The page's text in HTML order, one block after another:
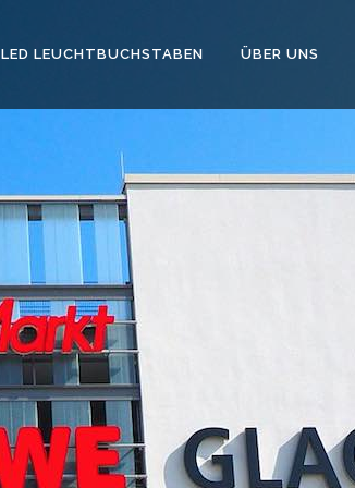
LED LEUCHTBUCHSTABEN ÜBER UNS